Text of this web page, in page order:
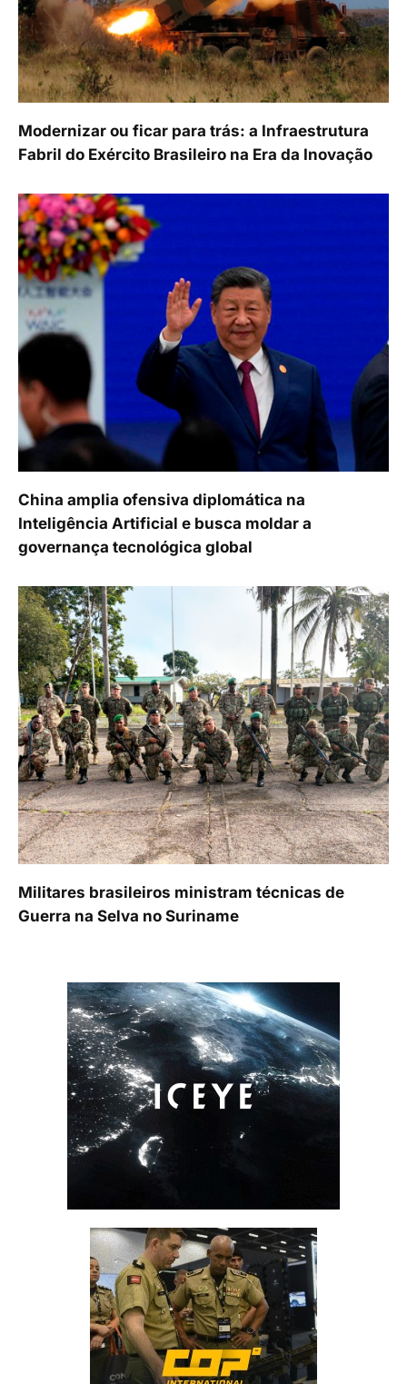
Modernizar ou ficar para trás: a Infraestrutura
Fabril do Exército Brasileiro na Era da Inovação
China amplia ofensiva diplomática na
Inteligência Artificial e busca moldar a
governança tecnológica global
Militares brasileiros ministram técnicas de
Guerra na Selva no Suriname